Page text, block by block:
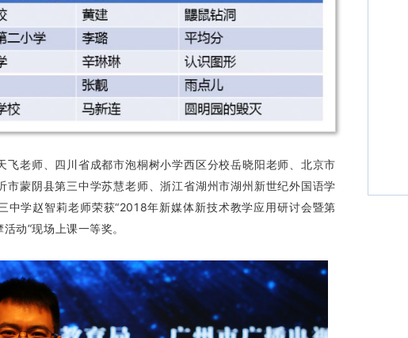
飞老师、四川省成都市泡桐树小学西区分校岳晓阳老师、北京市
市蒙阴县第三中学苏慧老师、浙江省湖州市湖州新世纪外国语学
中学赵智莉老师荣获“2018年新媒体新技术教学应用研讨会暨第
动”现场上课一等奖。